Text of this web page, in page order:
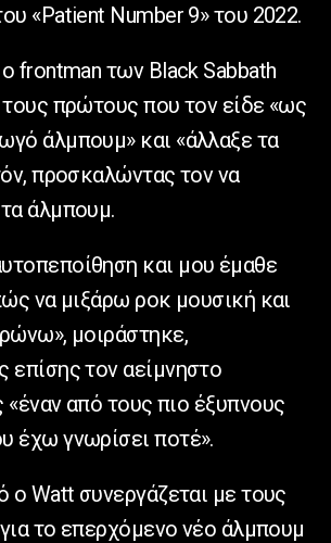
«Patient Number9» του 2022.
frontman των Black Sabbath
πρώτους που τον είδε «ως
άλμπουμ» και «άλλαξε τα
προσκαλώντας τον να
άλμπουμ.
και μου έμαθε
να μιξάρω ροκ μουσική και
μοιράστηκε,
επίσης τον αείμνηστο
«έναν από τους πιο έξυπνους
έχω γνωρίσει ποτέ».
ο Watt συνεργάζεται με τους
για το επερχόμενο νέο άλμπουμ